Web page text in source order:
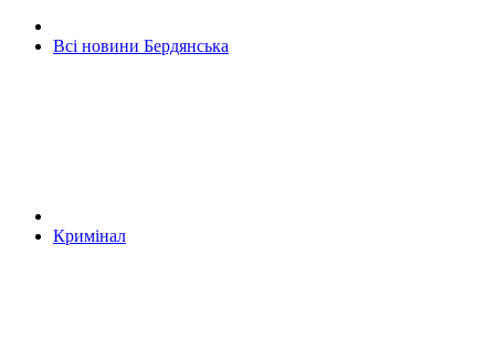
Всі новини Бердянська
Кримінал